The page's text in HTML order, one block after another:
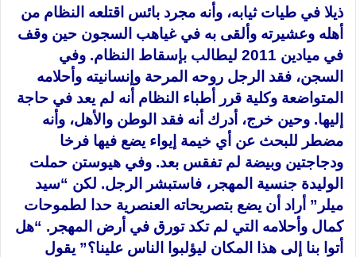
ذيلا في طيات ثيابه، وأنه مجرد بائس اقتلعه النظام من
أهله وعشيرته وألقى به في غياهب السجون حين وقف
في ميادين 2011 ليطالب بإسقاط النظام. وفي
السجن، فقد الرجل روحه المرحة وإنسانيته وأحلامه
المتواضعة وكلية قرر أطباء النظام أنه لم يعد في حاجة
إليها. وحين خرج، أدرك أنه فقد الوطن والأهل، وأنه
مضطر للبحث عن أي خيمة إيواء يضع فيها فرخا
ودجاجتين وبيضة لم تفقس بعد. وفي هيوستن حملت
الوليدة جنسية المهجر، فاستبشر الرجل. لكن “سيد
ميلر” أراد أن يضع بتصريحاته العنصرية حدا لطموحات
كمال وأحلامه التي لم تكد تورق في أرض المهجر. “هل
أتوا بنا إلى هذا المكان ليؤلبوا الناس علينا؟” يقول